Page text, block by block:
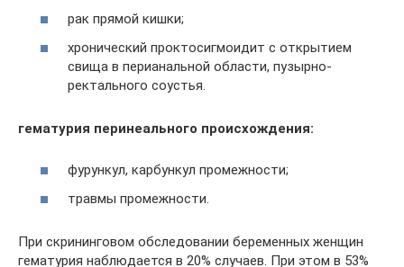
рак прямой кишки;
хронический проктосигмоидит с открытием
свища в перианальной области, пузырно-
ректального соустья.
гематурия перинеального происхождения:
фурункул, карбункул промежности;
травмы промежности.
При скрининговом обследовании беременных женщин
гематурия наблюдается в 20% случаев. При этом в 53%